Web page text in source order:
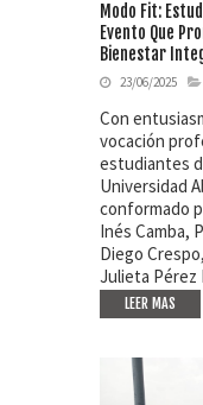
Modo Fit:
Evento Que
Bienestar
23/06/2025
Con
vocación
estudiantes
Universidad
conformado
Inés Camba,
Diego
Julieta Pérez
LEER MAS